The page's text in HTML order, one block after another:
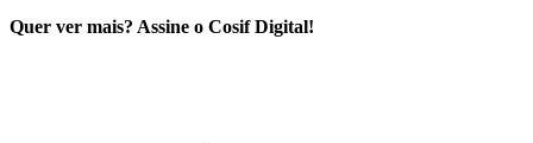
Quer ver mais? Assine o Cosif Digital!